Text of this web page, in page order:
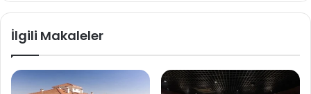
İlgili Makaleler